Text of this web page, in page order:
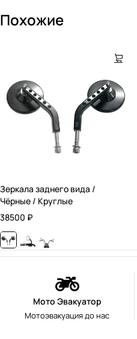
Похожие
Зеркала заднего вида /
Чёрные / Круглые
38500 ₽
Мото Эвакуатор
Мотоэвакуация до нас